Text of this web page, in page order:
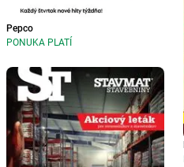
Pepco
PONUKA PLATÍ